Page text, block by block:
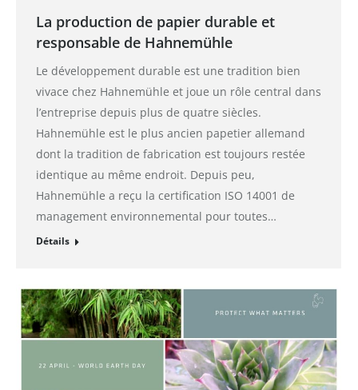
La production de papier durable et
responsable de Hahnemühle
Le développement durable est une tradition bien
vivace chez Hahnemühle et joue un rôle central dans
l’entreprise depuis plus de quatre siècles.
Hahnemühle est le plus ancien papetier allemand
dont la tradition de fabrication est toujours restée
identique au même endroit. Depuis peu,
Hahnemühle a reçu la certification ISO 14001 de
management environnemental pour toutes…
Détails